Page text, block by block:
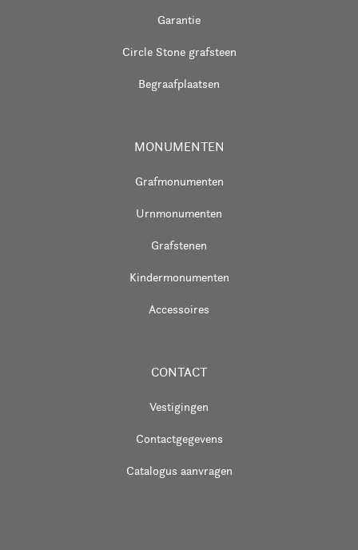
Garantie
Circle Stone grafsteen
Begraafplaatsen
MONUMENTEN
Grafmonumenten
Urnmonumenten
Grafstenen
Kindermonumenten
Accessoires
CONTACT
Vestigingen
Contactgegevens
Catalogus aanvragen